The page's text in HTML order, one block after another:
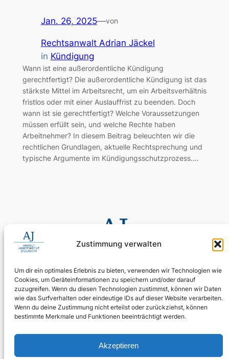
Zustimmung verwalten
Um dir ein optimales Erlebnis zu bieten, verwenden wir Technologien wie
Cookies, um Geräteinformationen zu speichern und/oder darauf
zuzugreifen. Wenn du diesen Technologien zustimmst, können wir Daten
wie das Surfverhalten oder eindeutige IDs auf dieser Website verarbeiten.
Wenn du deine Zustimmung nicht erteilst oder zurückziehst, können
bestimmte Merkmale und Funktionen beeinträchtigt werden.
Akzeptieren
Jan. 26, 2025—von
Rechtsanwalt Adrian Jäckel
in Kündigung
Wann ist eine außerordentliche Kündigung
gerechtfertigt? Die außerordentliche Kündigung ist das
stärkste Mittel im Arbeitsrecht, um ein Arbeitsverhältnis
fristlos oder mit einer Auslauffrist zu beenden. Doch
wann ist sie gerechtfertigt? Welche Voraussetzungen
müssen erfüllt sein, und welche Rechte haben
Arbeitnehmer? In diesem Beitrag beleuchten wir die
rechtlichen Grundlagen, aktuelle Rechtsprechung und
typische Argumente im Kündigungsschutzprozess.…
0155 60 11 80 35
Digitale Assistenz: 030 4397 9215 90
24/7 erreichbar: Ihr Anliegen wird zuverlässig aufgenommen.
WhatsApp Business
kanzlei@ra-aj.de